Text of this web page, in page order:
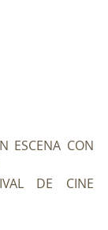
ESCENA CON
DE CINE